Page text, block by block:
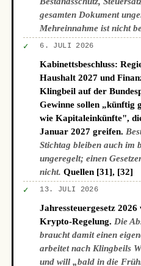
gesamten Dokument
Mehreinnahme ist nicht
✓ 6. JULI 2026
Kabinettsbeschluss:
Haushalt 2027 und
Klingbeil auf der
Gewinne sollen „künftig
wie Kapitaleinkünfte",
Januar 2027 greifen.
Stichtag bleiben auch im
ungeregelt; einen
nicht. Quellen [31], [32]
✓ 13. JULI 2026
Jahressteuergesetz
Krypto-Regelung. Die
braucht damit einen
arbeitet nach Klingbeils
und will „bald in die